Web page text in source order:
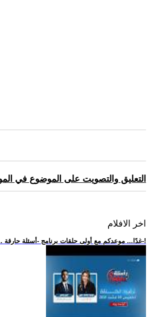
التعليق والتصويت على الموضوع في
اخر الافلام
.. غدًا... موعدكم مع أولى حلقات برنامج -أسئلة حارقة-!